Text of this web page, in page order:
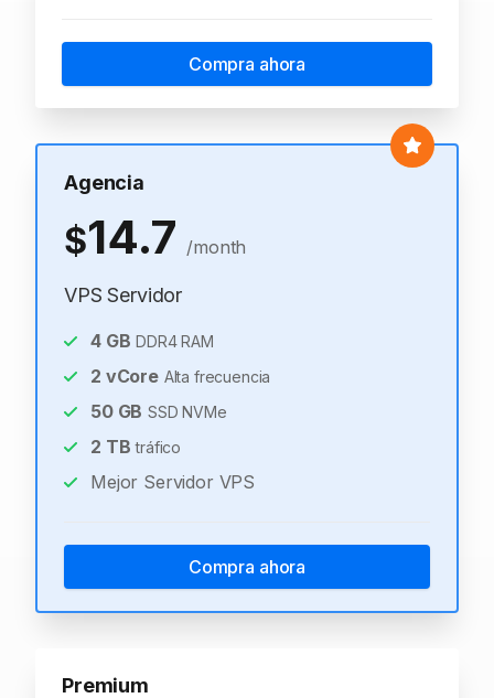
Compra ahora
Agencia
$14.7 /month
VPS Servidor
4GB DDR4 RAM
2 vCore Alta frecuencia
50GB SSD NVMe
2 TB tráfico
Mejor Servidor VPS
Compra ahora
Premium